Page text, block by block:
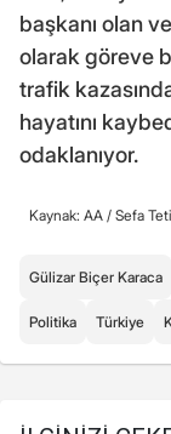
başkanı olan
olarak göreve
trafik
hayatını
odaklanıyor.
Kaynak: AA / Sefa
Gülizar Biçer Karaca
Politika Türkiye